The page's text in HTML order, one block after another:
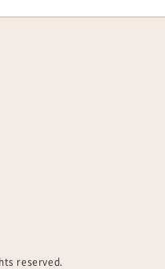
reserved.